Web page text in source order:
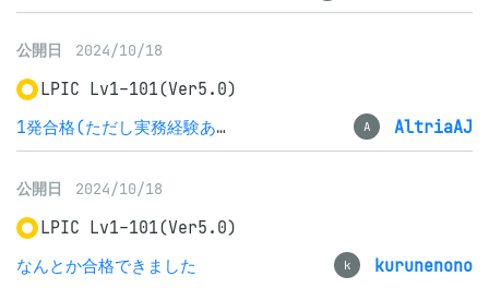
公開日 2024/10/18
LPIC Lv1-101(Ver5.0)
1発合格(ただし実務経験あり)
A AltriaAJ
公開日 2024/10/18
LPIC Lv1-101(Ver5.0)
なんとか合格できました
k kurunenono